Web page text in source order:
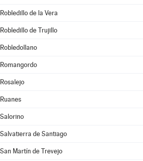
Robledillo de la Vera
Robledillo de Trujillo
Robledollano
Romangordo
Rosalejo
Ruanes
Salorino
Salvatierra de Santiago
San Martín de Trevejo